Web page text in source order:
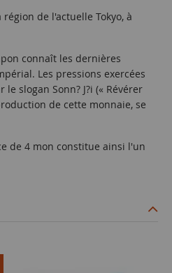
de l'actuelle Tokyo, à
connaît les dernières
Les pressions exercées
slogan Sonn? J?i (« Révérer
de cette monnaie, se
de 4 mon constitue ainsi l'un